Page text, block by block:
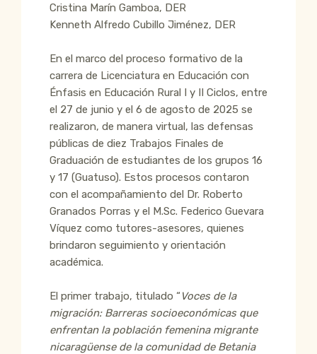
Cristina Marín Gamboa, DER
Kenneth Alfredo Cubillo Jiménez, DER
En el marco del proceso formativo de la
carrera de Licenciatura en Educación con
Énfasis en Educación Rural I y II Ciclos, entre
el 27 de junio y el 6 de agosto de 2025 se
realizaron, de manera virtual, las defensas
públicas de diez Trabajos Finales de
Graduación de estudiantes de los grupos 16
y 17 (Guatuso). Estos procesos contaron
con el acompañamiento del Dr. Roberto
Granados Porras y el M.Sc. Federico Guevara
Víquez como tutores-asesores, quienes
brindaron seguimiento y orientación
académica.
El primer trabajo, titulado “ Voces de la
migración: Barreras socioeconómicas que
enfrentan la población femenina migrante
nicaragüense de la comunidad de Betania